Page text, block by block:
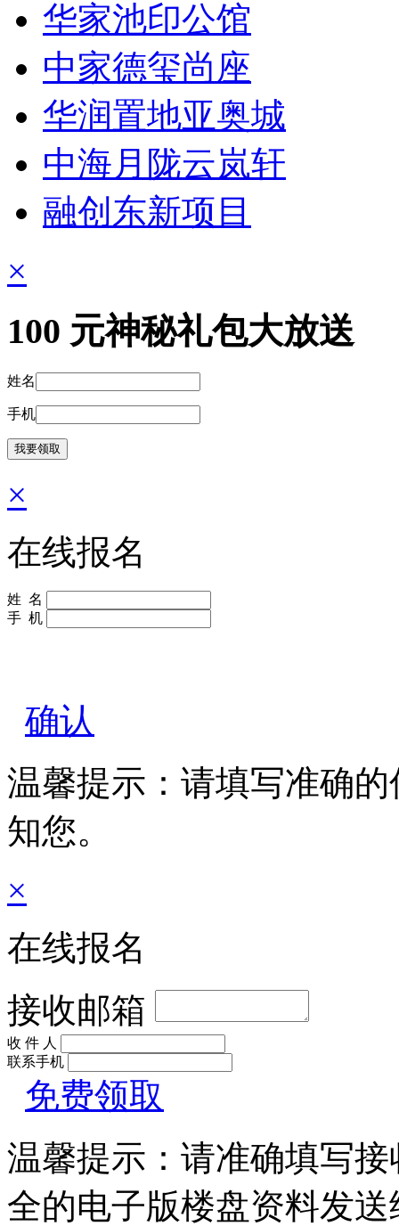
华家池印公馆
中家德玺尚座
华润置地亚奥城
中海月陇云岚轩
融创东新项目
×
100 元神秘礼包大放送
姓名
手机
×
在线报名
姓 名
手 机
确认
温馨提示：请填写准确
知您。
×
在线报名
接收邮箱
收 件 人
联系手机
免费领取
温馨提示：请准确填写
全的电子版楼盘资料发送